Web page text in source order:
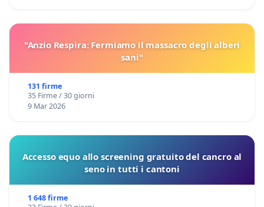
"Anzio Respira: Fermiamo il massacro degli alberi
sani"
131 firme
35 Firme / 30 giorni
9 Mar 2026
Accesso equo allo screening gratuito del cancro al
seno in tutti i cantoni
1 648 firme